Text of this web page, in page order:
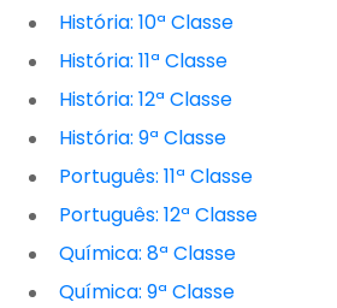
História: 10ª Classe
História: 11ª Classe
História: 12ª Classe
História: 9ª Classe
Português: 11ª Classe
Português: 12ª Classe
Química: 8ª Classe
Química: 9ª Classe